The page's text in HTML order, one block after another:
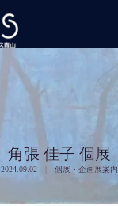
角張 佳子 個展
2024.09.02 個展・企画展案内